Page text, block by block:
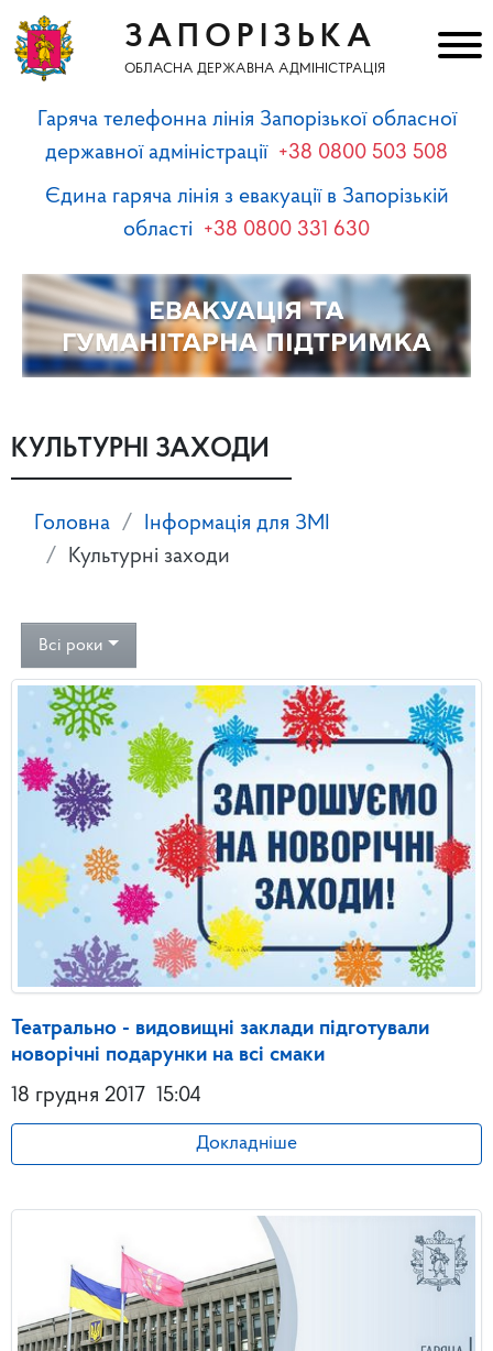
ЗАПОРІЗЬКА
ОБЛАСНА ДЕРЖАВНА АДМІНІСТРАЦІЯ
Гаряча телефонна лінія Запорізької обласної
державної адміністрації +38 0800 503 508
Єдина гаряча лінія з евакуації в Запорізькій
області +38 0800 331 630
КУЛЬТУРНІ ЗАХОДИ
Головна
Інформація для ЗМІ
Культурні заходи
Всі роки
Театрально - видовищні заклади підготували
новорічні подарунки на всі смаки
18 грудня 2017 15:04
Докладніше